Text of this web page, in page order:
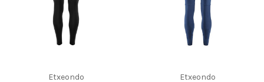
Etxeondo Etxeondo